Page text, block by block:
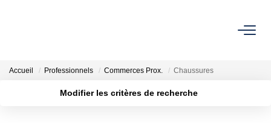
Accueil Professionnels Commerces Prox. Chaussures
Modifier les critères de recherche